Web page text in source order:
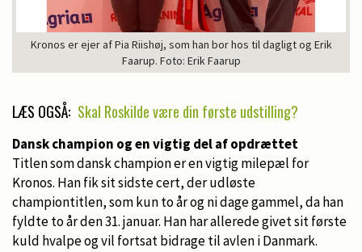
Kronos er ejer af Pia Riishøj, som han bor hos til dagligt og Erik
Faarup. Foto: Erik Faarup
LÆS OGSÅ: Skal Roskilde være din første udstilling?
Dansk champion og en vigtig del af opdrættet
Titlen som dansk champion er en vigtig milepæl for
Kronos. Han fik sit sidste cert, der udløste
championtitlen, som kun to år og ni dage gammel, da han
fyldte to år den 31. januar. Han har allerede givet sit første
kuld hvalpe og vil fortsat bidrage til avlen i Danmark.